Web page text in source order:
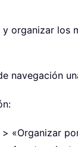
organizar
navegación
«Organizar